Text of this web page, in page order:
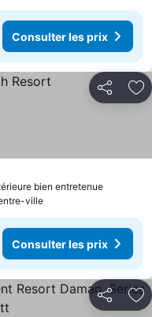
Consulter les prix
Partager
bien entretenue
ville
Consulter les prix
Partager